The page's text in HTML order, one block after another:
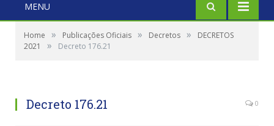
MENU
Home » Publicações Oficiais » Decretos »
DECRETOS
2021
» Decreto 176.21
Decreto 176.21 0